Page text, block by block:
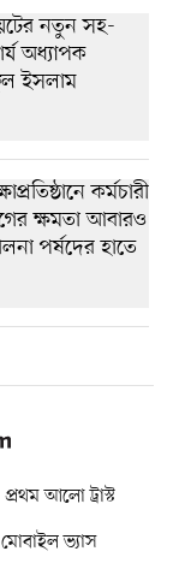
প্রথম আলো ট্রাস্ট
মোবাইল ভ্যাস